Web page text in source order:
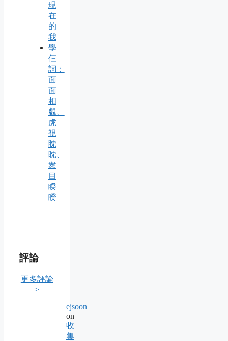
現
在
的
我
學
仨
詞：
面
面
相
覷、
虎
視
眈
眈、
衆
目
睽
睽
評論
更多評論
>
ejsoon
on
收
集